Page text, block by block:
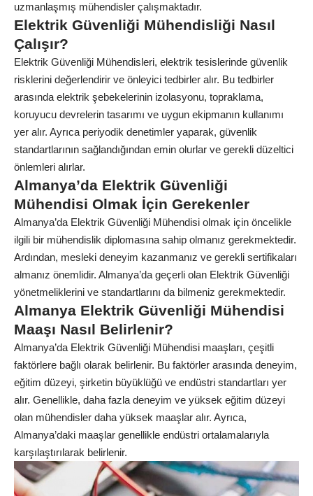
uzmanlaşmış mühendisler çalışmaktadır.
Elektrik Güvenliği Mühendisliği Nasıl
Çalışır?
Elektrik Güvenliği Mühendisleri, elektrik tesislerinde güvenlik
risklerini değerlendirir ve önleyici tedbirler alır. Bu tedbirler
arasında elektrik şebekelerinin izolasyonu, topraklama,
koruyucu devrelerin tasarımı ve uygun ekipmanın kullanımı
yer alır. Ayrıca periyodik denetimler yaparak, güvenlik
standartlarının sağlandığından emin olurlar ve gerekli düzeltici
önlemleri alırlar.
Almanya’da Elektrik Güvenliği
Mühendisi Olmak İçin Gerekenler
Almanya’da Elektrik Güvenliği Mühendisi olmak için öncelikle
ilgili bir mühendislik diplomasına sahip olmanız gerekmektedir.
Ardından, mesleki deneyim kazanmanız ve gerekli sertifikaları
almanız önemlidir. Almanya’da geçerli olan Elektrik Güvenliği
yönetmeliklerini ve standartlarını da bilmeniz gerekmektedir.
Almanya Elektrik Güvenliği Mühendisi
Maaşı Nasıl Belirlenir?
Almanya’da Elektrik Güvenliği Mühendisi maaşları, çeşitli
faktörlere bağlı olarak belirlenir. Bu faktörler arasında deneyim,
eğitim düzeyi, şirketin büyüklüğü ve endüstri standartları yer
alır. Genellikle, daha fazla deneyim ve yüksek eğitim düzeyi
olan mühendisler daha yüksek maaşlar alır. Ayrıca,
Almanya’daki maaşlar genellikle endüstri ortalamalarıyla
karşılaştırılarak belirlenir.